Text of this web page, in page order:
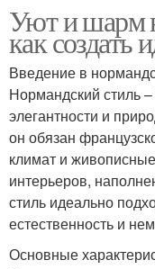
Уют и шарм
как создать
Введение в
Нормандский стиль
элегантности и
он обязан
климат и
интерьеров,
стиль идеально
естественность и
Основные